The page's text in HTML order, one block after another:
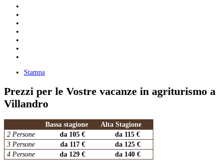
Stampa
Prezzi per le Vostre vacanze in agriturismo a
Villandro
Bassa stagione
Alta Stagione
2 Persone
da 105 €
da 115 €
3 Persone
da 117 €
da 125 €
4 Persone
da 129 € da 140 €